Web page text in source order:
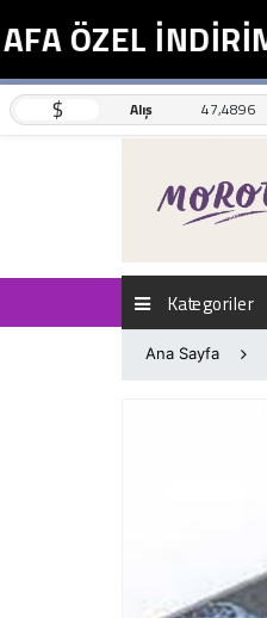
ÖZEL İNDİRİM
$ Alış 47,4896
Kategoriler
Ana Sayfa